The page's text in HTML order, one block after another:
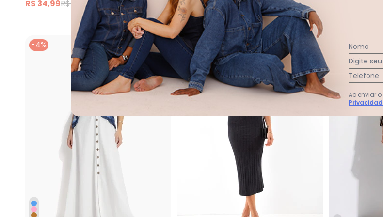
R$ 34,99R$ 139,99 R$ 31,99R$ 79,99
-4%
-25% -15%Nome
Digite
Telefone
Ao enviar